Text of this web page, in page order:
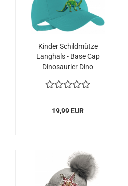
Kinder Schildmütze
Langhals - Base Cap
Dinosaurier Dino
19,99 EUR